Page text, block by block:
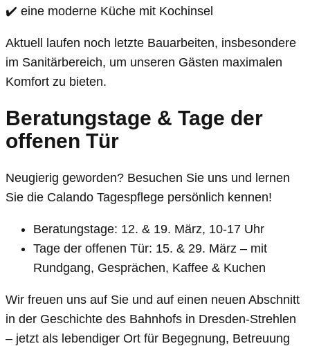
✔️ eine moderne Küche mit Kochinsel
Aktuell laufen noch letzte Bauarbeiten, insbesondere
im Sanitärbereich, um unseren Gästen maximalen
Komfort zu bieten.
Beratungstage & Tage der
offenen Tür
Neugierig geworden? Besuchen Sie uns und lernen
Sie die Calando Tagespflege persönlich kennen!
Beratungstage: 12. & 19. März, 10-17 Uhr
Tage der offenen Tür: 15. & 29. März – mit
Rundgang, Gesprächen, Kaffee & Kuchen
Wir freuen uns auf Sie und auf einen neuen Abschnitt
in der Geschichte des Bahnhofs in Dresden-Strehlen
– jetzt als lebendiger Ort für Begegnung, Betreuung